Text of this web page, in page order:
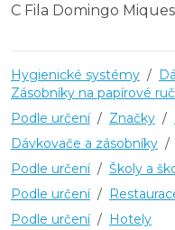
C Fila Domingo
Hygienické systémy /
Zásobníky na papírové
Podle určení / Značky /
Dávkovače a zásobníky /
Podle určení / Školy a
Podle určení /
Podle určení / Hotely